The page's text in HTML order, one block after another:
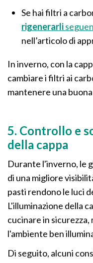
Se hai filtri a
rigenerarli
nell’articolo di
In inverno, con la
cambiare i filtri ai
mantenere una
5. Controllo e
della cappa
Durante l'inverno, le
di una migliore
pasti rendono le luci
L'illuminazione della
cucinare in
l'ambiente ben
Di seguito, alcuni